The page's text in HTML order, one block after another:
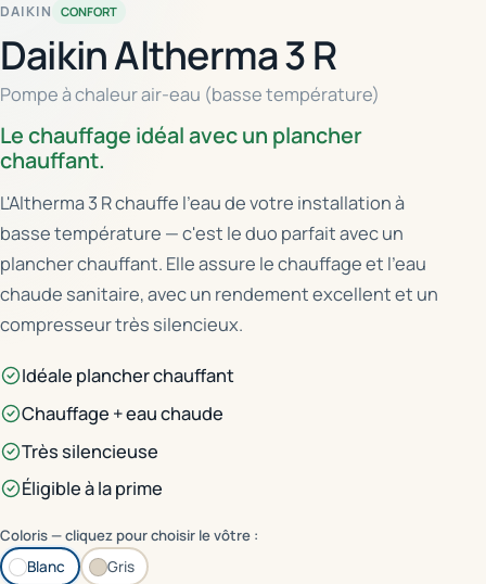
DAIKIN CONFORT
Daikin Altherma 3 R
Pompe à chaleur air-eau (basse température)
Le chauffage idéal avec un plancher
chauffant.
L'Altherma 3 R chauffe l'eau de votre installation à
basse température — c'est le duo parfait avec un
plancher chauffant. Elle assure le chauffage et l'eau
chaude sanitaire, avec un rendement excellent et un
compresseur très silencieux.
Idéale plancher chauffant
Chauffage + eau chaude
Très silencieuse
Éligible à la prime
Coloris — cliquez pour choisir le vôtre :
Blanc
Gris